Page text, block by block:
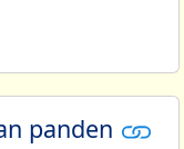
panden